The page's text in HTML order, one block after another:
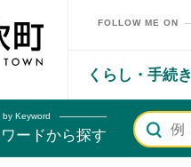
矢吹町ホームページ
FOLLOW ME ON
くらし・手続き
by Keyword
ードから探す